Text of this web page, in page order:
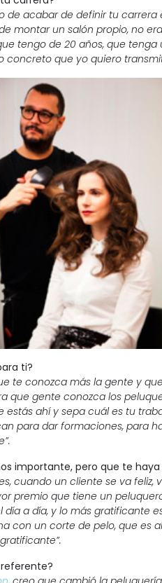
de acabar de definir tu
montar un salón propio, no
tengo de 20 años, que
que yo quiero
ti?
te conozca más la gente y
que gente conozca los
ahí y sepa cuál es tu
para dar formaciones, para
importante, pero que te haya
cuando un cliente se va
premio que tiene un
a día, y lo más gratificante
con un corte de pelo, que es
Nike